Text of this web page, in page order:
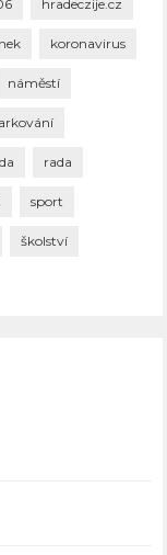
hradeczije.cz
koronavirus
náměstí
rada
sport
školství